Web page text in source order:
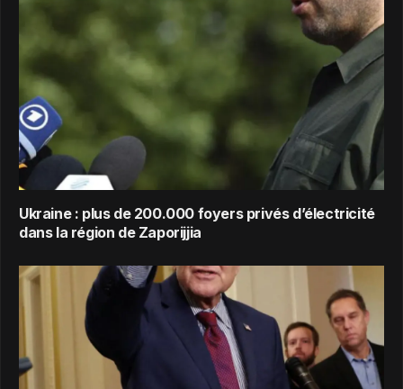
Ukraine : plus de 200.000 foyers privés d’électricité
dans la région de Zaporijjia